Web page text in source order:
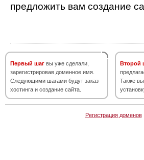
предложить вам создание
Первый шаг вы уже сделали,
зарегистрировав доменное имя.
Следующими шагами будут заказ
хостинга и создание сайта.
Второй
Также
Регистрация доменов